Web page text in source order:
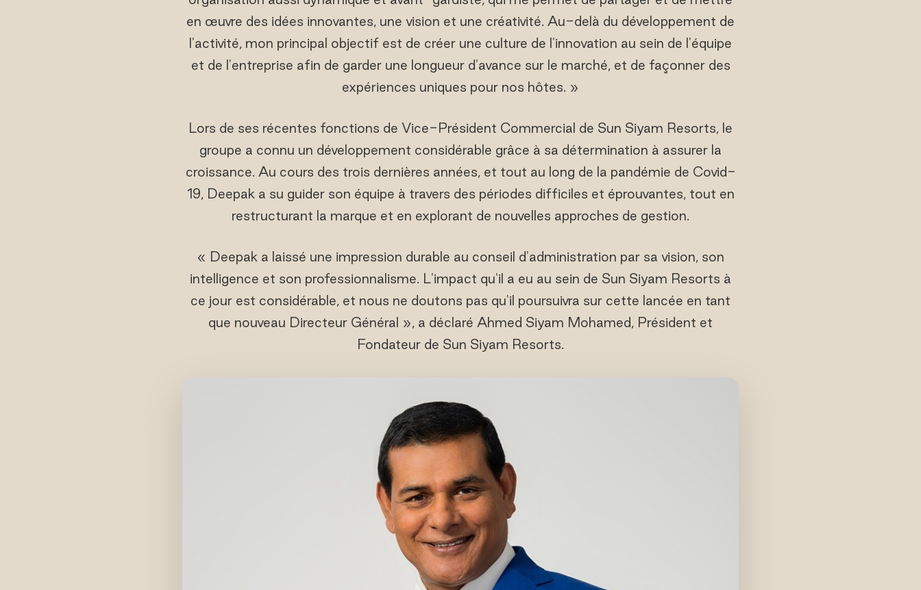
en œuvre des idées innovantes, une vision et une créativité. Au-delà du développement de
l'activité, mon principal objectif est de créer une culture de l'innovation au sein de l'équipe
et de l'entreprise afin de garder une longueur d'avance sur le marché, et de façonner des
expériences uniques pour nos hôtes. »
Lors de ses récentes fonctions de Vice-Président Commercial de Sun Siyam Resorts, le
groupe a connu un développement considérable grâce à sa détermination à assurer la
croissance. Au cours des trois dernières années, et tout au long de la pandémie de Covid-
19, Deepak a su guider son équipe à travers des périodes difficiles et éprouvantes, tout en
restructurant la marque et en explorant de nouvelles approches de gestion.
« Deepak a laissé une impression durable au conseil d'administration par sa vision, son
intelligence et son professionnalisme. L'impact qu'il a eu au sein de Sun Siyam Resorts à
ce jour est considérable, et nous ne doutons pas qu'il poursuivra sur cette lancée en tant
que nouveau Directeur Général », a déclaré Ahmed Siyam Mohamed, Président et
Fondateur de Sun Siyam Resorts.